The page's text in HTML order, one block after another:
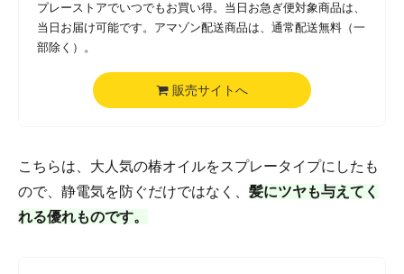
プレーストアでいつでもお買い得。当日お急ぎ便対象商品は、
当日お届け可能です。アマゾン配送商品は、通常配送無料（一
部除く）。
販売サイトへ
こちらは、大人気の椿オイルをスプレータイプにしたも
ので、静電気を防ぐだけではなく、 髪にツヤも与えてく
れる優れものです。